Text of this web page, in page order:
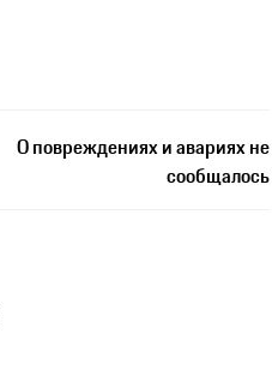
О повреждениях и авариях не
сообщалось